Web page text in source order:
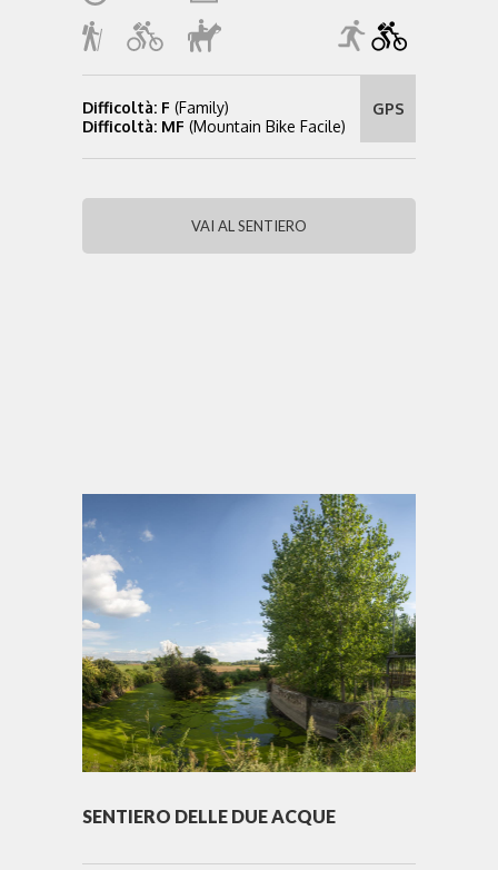
Difficoltà: F (Family)
Difficoltà: MF (Mountain Bike Facile)
GPS
VAI AL SENTIERO
SENTIERO DELLE DUE ACQUE